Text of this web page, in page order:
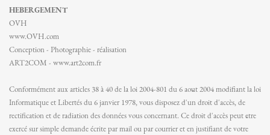
HEBERGEMENT
OVH
www.OVH.com
Conception - Photographie - réalisation
ART2COM - www.art2com.fr
Conformément aux articles 38 à 40 de la loi 2004-801 du 6 août 2004 modifiant la loi
Informatique et Libertés du 6 janvier 1978, vous disposez d'un droit d'accès, de
rectification et de radiation des données vous concernant. Ce droit d'accès peut être
exercé sur simple demande écrite par mail ou par courrier et en justifiant de votre